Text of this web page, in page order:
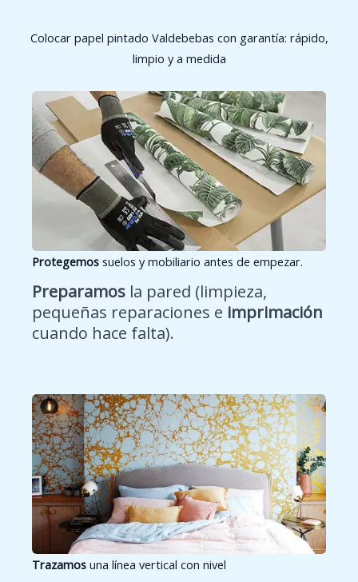
Colocar papel pintado Valdebebas con garantía: rápido,
limpio y a medida
Protegemos suelos y mobiliario antes de empezar.
Preparamos la pared (limpieza,
pequeñas reparaciones e imprimación
cuando hace falta).
Trazamos una línea vertical con nivel